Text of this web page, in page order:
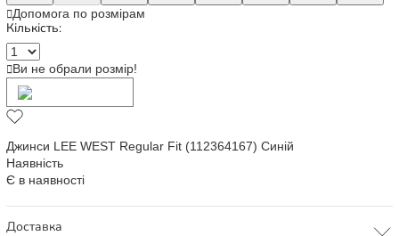
Допомога по розмірам
Кількість:
Ви не обрали розмір!
Джинси LEE WEST Regular Fit (112364167) Синій
Наявність
Є в наявності
Доставка